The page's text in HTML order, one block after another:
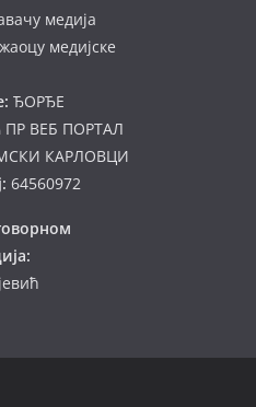
медија
медијске
ЂОРЂЕ
ВЕБ ПОРТАЛ
КАРЛОВЦИ
64560972